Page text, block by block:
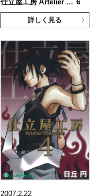
仕立屋工房 Artelier … 6
詳しく見る
2007.2.22